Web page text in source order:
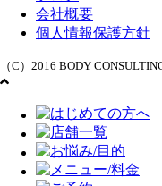
会社概要
個人情報保護方針
（C）2016 BODY